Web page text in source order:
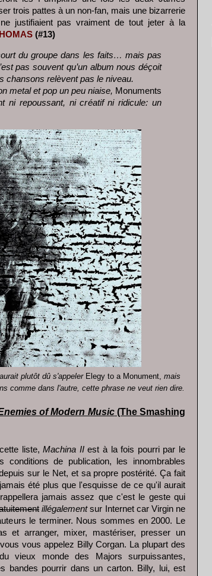
trois pattes à un non-fan, mais une bizarrerie
justifiaient pas vraiment de tout jeter à la
(#13)
du groupe dans les faits… mais pas
pas souvent qu’un album nous déçoit
chansons relèvent pas le niveau.
metal et pop un peu niaise, Monuments
ni repoussant, ni créatif ni ridicule: un
plutôt dû s'appelerElegy to a Monument, mais
comme dans l'autre, cette phrase ne veut rien dire.
of Modern Music(The Smashing
liste,Machina IIest à la fois pourri par le
conditions de publication, les innombrables
sur le Net, et sa propre postérité. Ça fait
été plus que l'esquisse de ce qu'il aurait
jamais assez que c'est le geste qui
illégalementsur Internet car Virgin ne
le terminer. Nous sommes en 2000. Le
et arranger, mixer, mastériser, presser un
vous appelez Billy Corgan. La plupart des
vieux monde des Majors surpuissantes,
bandes pourrir dans un carton. Billy, lui, est